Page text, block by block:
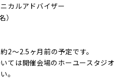
ルアドバイザー
2〜2.5ヶ月前の予定です。
ては開催会場のホーユースタジオ
。